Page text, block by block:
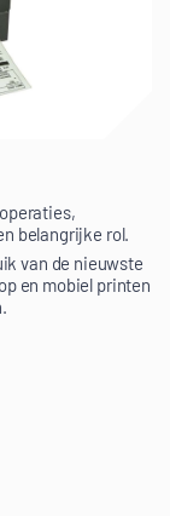
belangrijke rol.
van de nieuwste
en mobiel printen